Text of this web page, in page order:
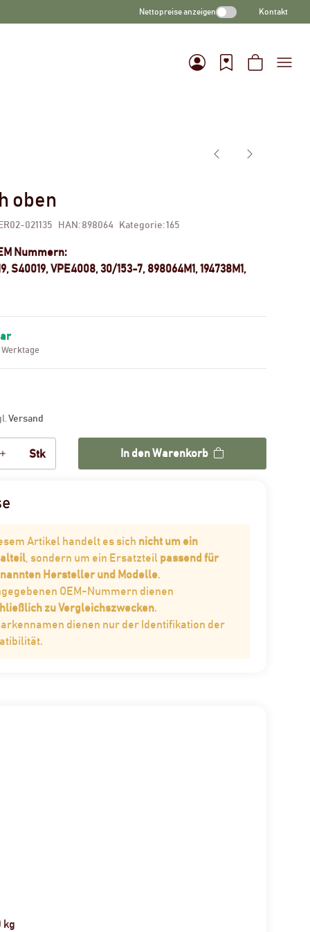
Nettopreise anzeigen Kontakt
oben
021135 HAN: 898064 Kategorie:165
Nummern:
S40019, VPE4008, 30/153-7, 898064M1, 194738M1,
Werktage
Versand
Stk In den Warenkorb
Artikel handelt es sich nicht um ein
, sondern um ein Ersatzteil passend für
Hersteller und Modelle.
OEM-Nummern dienen
zu Vergleichszwecken.
dienen nur der Identifikation der
kg